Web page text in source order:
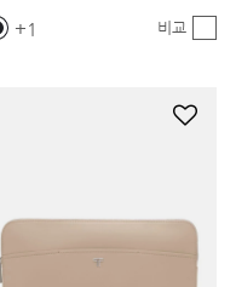
1 비교